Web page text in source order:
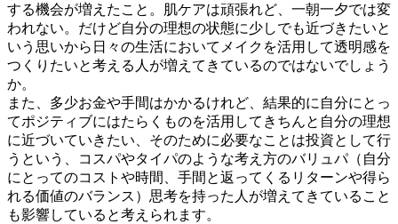
する機会が増えたこと。肌ケアは頑張れど、一朝一夕では変
われない。だけど自分の理想の状態に少しでも近づきたいと
いう思いから日々の生活においてメイクを活用して透明感を
つくりたいと考える人が増えてきているのではないでしょう
か。
また、多少お金や手間はかかるけれど、結果的に自分にとっ
てポジティブにはたらくものを活用してきちんと自分の理想
に近づいていきたい、そのために必要なことは投資として行
うという、コスパやタイパのような考え方のバリュパ（自分
にとってのコストや時間、手間と返ってくるリターンや得ら
れる価値のバランス）思考を持った人が増えてきていること
も影響していると考えられます。